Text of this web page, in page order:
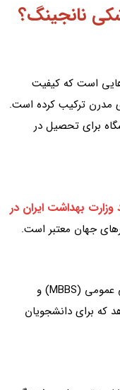
نانجینگ؟
است که کیفیت
مدرن ترکیب کرده است.
برای تحصیل در
وزارت بهداشت ایران در
جهان معتبر است.
دانشگاه پزشکی نانجینگ دوره‌های پزشکی عمومی (MBBS) و
که برای دانشجویان